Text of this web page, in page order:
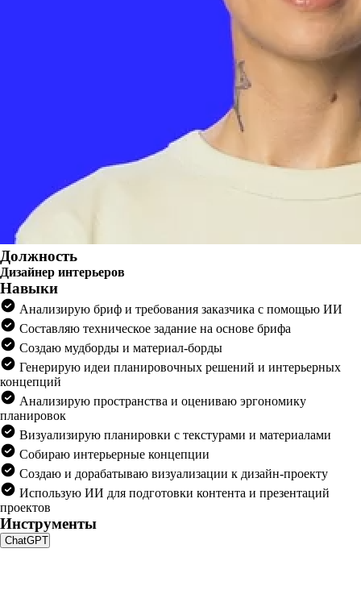
Должность
Дизайнер интерьеров
Навыки
Анализирую бриф и требования заказчика с помощью ИИ
Составляю техническое задание на основе брифа
Создаю мудборды и материал-борды
Генерирую идеи планировочных решений и интерьерных
концепций
Анализирую пространства и оцениваю эргономику
планировок
Визуализирую планировки с текстурами и материалами
Собираю интерьерные концепции
Создаю и дорабатываю визуализации к дизайн-проекту
Использую ИИ для подготовки контента и презентаций
проектов
Инструменты
ChatGPT